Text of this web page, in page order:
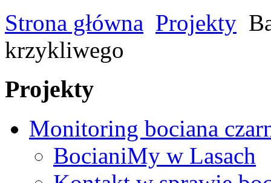
Strona główna Projekty
krzykliwego
Projekty
Monitoring bociana
BocianiMy w Lasach